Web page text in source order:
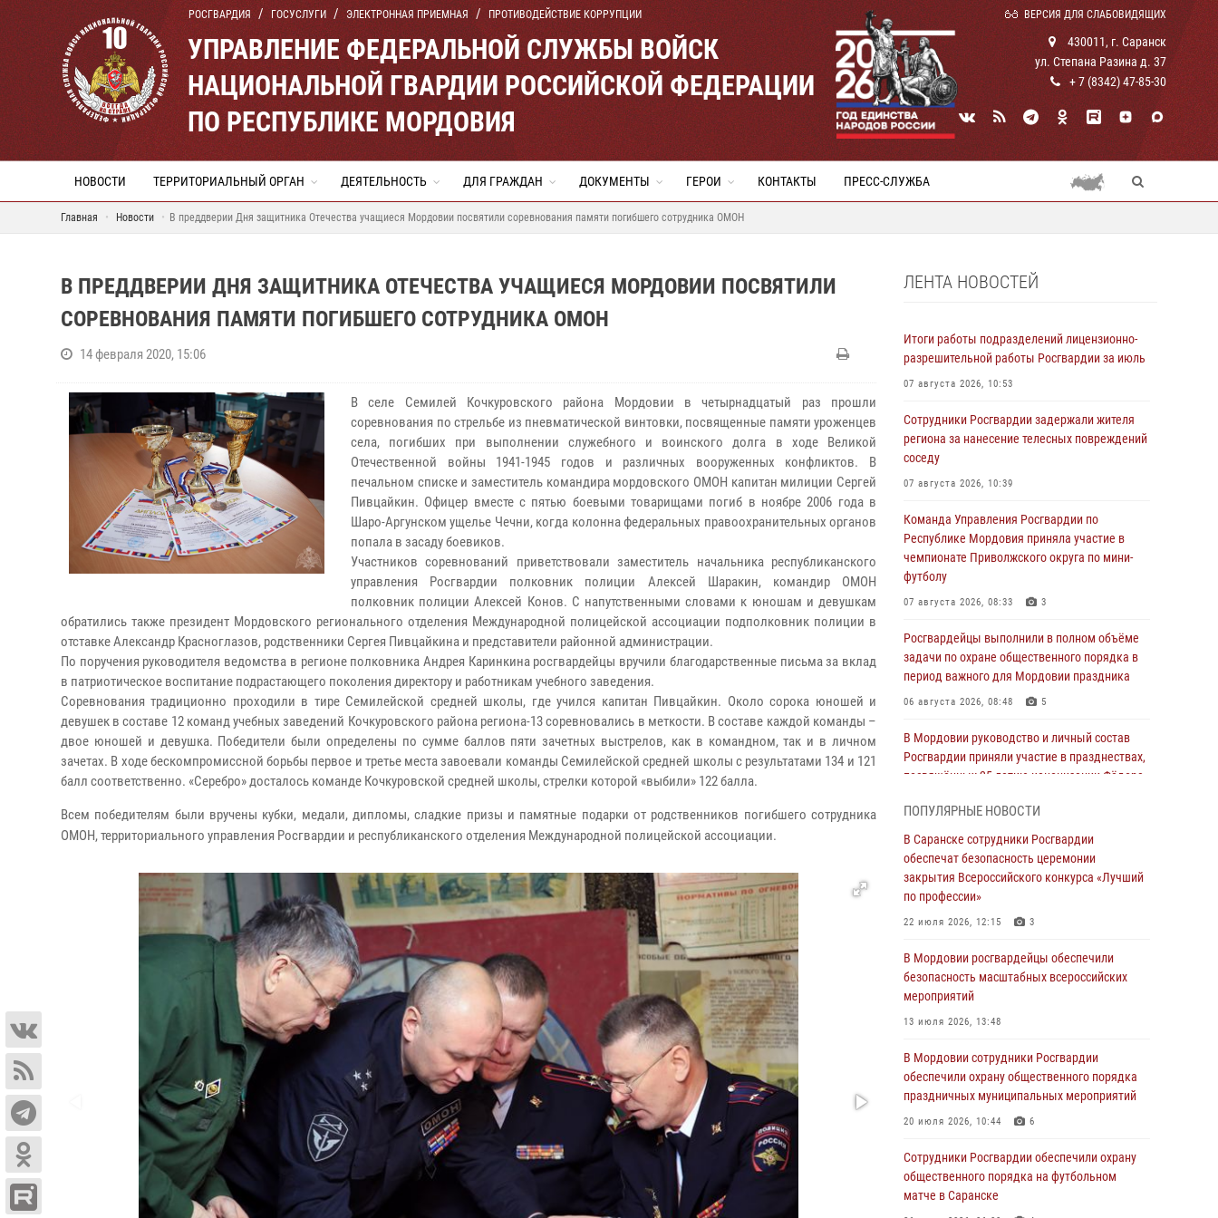
РОСГВАРДИЯ ГОСУСЛУГИ ЭЛЕКТРОННАЯ ПРИЕМНАЯ ПРОТИВОДЕЙСТВИЕ КОРРУПЦИИ ВЕРСИЯ ДЛЯ СЛАБОВИДЯЩИХ
УПРАВЛЕНИЕ ФЕДЕРАЛЬНОЙ СЛУЖБЫ ВОЙСК
НАЦИОНАЛЬНОЙ ГВАРДИИ РОССИЙСКОЙ ФЕДЕРАЦИИ
ПО РЕСПУБЛИКЕ МОРДОВИЯ
430011, г. Саранск
ул. Степана Разина д. 37
+ 7 (8342) 47-85-30
НОВОСТИ ТЕРРИТОРИАЛЬНЫЙ ОРГАН ДЕЯТЕЛЬНОСТЬ ДЛЯ ГРАЖДАН ДОКУМЕНТЫ ГЕРОИ КОНТАКТЫ ПРЕСС-СЛУЖБА
Главная Новости В преддверии Дня защитника Отечества учащиеся Мордовии посвятили соревнования памяти погибшего сотрудника ОМОН
В ПРЕДДВЕРИИ ДНЯ ЗАЩИТНИКА ОТЕЧЕСТВА УЧАЩИЕСЯ МОРДОВИИ ПОСВЯТИЛИ
СОРЕВНОВАНИЯ ПАМЯТИ ПОГИБШЕГО СОТРУДНИКА ОМОН
14 февраля 2020, 15:06
В селе Семилей Кочкуровского района Мордовии в четырнадцатый раз прошли
соревнования по стрельбе из пневматической винтовки, посвященные памяти уроженцев
села, погибших при выполнении служебного и воинского долга в ходе Великой
Отечественной войны 1941-1945 годов и различных вооруженных конфликтов. В
печальном списке и заместитель командира мордовского ОМОН капитан милиции Сергей
Пивцайкин. Офицер вместе с пятью боевыми товарищами погиб в ноябре 2006 года в
Шаро-Аргунском ущелье Чечни, когда колонна федеральных правоохранительных органов
попала в засаду боевиков.
Участников соревнований приветствовали заместитель начальника республиканского
управления Росгвардии полковник полиции Алексей Шаракин, командир ОМОН
полковник полиции Алексей Конов. С напутственными словами к юношам и девушкам
обратились также президент Мордовского регионального отделения Международной полицейской ассоциации подполковник полиции в
отставке Александр Красноглазов, родственники Сергея Пивцайкина и представители районной администрации.
По поручения руководителя ведомства в регионе полковника Андрея Каринкина росгвардейцы вручили благодарственные письма за вклад
в патриотическое воспитание подрастающего поколения директору и работникам учебного заведения.
Соревнования традиционно проходили в тире Семилейской средней школы, где учился капитан Пивцайкин. Около сорока юношей и
девушек в составе 12 команд учебных заведений Кочкуровского района региона-13 соревновались в меткости. В составе каждой команды –
двое юношей и девушка. Победители были определены по сумме баллов пяти зачетных выстрелов, как в командном, так и в личном
зачетах. В ходе бескомпромиссной борьбы первое и третье места завоевали команды Семилейской средней школы с результатами 134 и 121
балл соответственно. «Серебро» досталось команде Кочкуровской средней школы, стрелки которой «выбили» 122 балла.
Всем победителям были вручены кубки, медали, дипломы, сладкие призы и памятные подарки от родственников погибшего сотрудника
ОМОН, территориального управления Росгвардии и республиканского отделения Международной полицейской ассоциации.
ЛЕНТА НОВОСТЕЙ
Итоги работы подразделений лицензионно-
разрешительной работы Росгвардии за июль
07 августа 2026, 10:53
Сотрудники Росгвардии задержали жителя
региона за нанесение телесных повреждений
соседу
07 августа 2026, 10:39
Команда Управления Росгвардии по
Республике Мордовия приняла участие в
чемпионате Приволжского округа по мини-
футболу
07 августа 2026, 08:33 3
Росгвардейцы выполнили в полном объёме
задачи по охране общественного порядка в
период важного для Мордовии праздника
06 августа 2026, 08:48 5
В Мордовии руководство и личный состав
Росгвардии приняли участие в празднествах,
посвящённых 25-летию канонизации Фёдора
В Саранске сотрудники Росгвардии
задержали дебошира, повредившего
имущество в кафе
06 августа 2026, 07:03
В Саранске по обращению жителей
правоохранители отреагировали
незамедлительно
05 августа 2026, 15:04
В Саранске сотрудники Росгвардии
задержали мужчину, подозреваемого в
причинении телесных повреждений супруге
05 августа 2026, 12:34
Росгвардейцы обеспечили общественную
безопасность во время проведения
масштабного праздника в Темникове
ПОПУЛЯРНЫЕ НОВОСТИ
В Саранске сотрудники Росгвардии
обеспечат безопасность церемонии
закрытия Всероссийского конкурса «Лучший
по профессии»
22 июля 2026, 12:15 3
В Мордовии росгвардейцы обеспечили
безопасность масштабных всероссийских
мероприятий
13 июля 2026, 13:48
В Мордовии сотрудники Росгвардии
обеспечили охрану общественного порядка
праздничных муниципальных мероприятий
20 июля 2026, 10:44 6
Сотрудники Росгвардии обеспечили охрану
общественного порядка на футбольном
матче в Саранске